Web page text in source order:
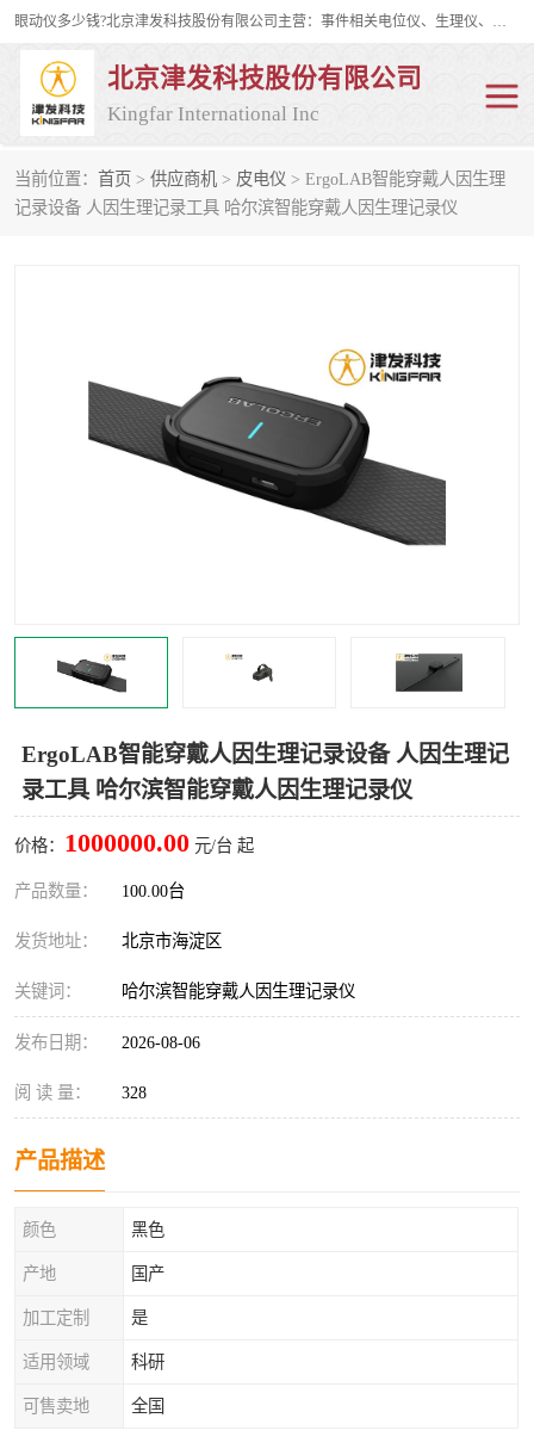
眼动仪多少钱?北京津发科技股份有限公司主营：事件相关电位仪、生理仪、肌电仪、脑电仪、皮电仪、眼动仪；是国家级高新技术企业、科技部认定的科技型中小企业和中关村高新技术企业，具备保密资格，具备自主进出口经营权；自主研发技术、产品与服务荣获多项省部级科学技术奖励、国家发明专利、国家软件著作权和省部级新技术新产品（服务）认证。
北京津发科技股份有限公司
Kingfar International Inc
当前位置： 首页 > 供应商机 > 皮电仪 > ErgoLAB智能穿戴人因生理
记录设备 人因生理记录工具 哈尔滨智能穿戴人因生理记录仪
ErgoLAB智能穿戴人因生理记录设备 人因生理记
录工具 哈尔滨智能穿戴人因生理记录仪
价格： 1000000.00 元/台 起
产品数量： 100.00台
发货地址： 北京市海淀区
关键词： 哈尔滨智能穿戴人因生理记录仪
发布日期： 2026-08-06
阅 读 量： 328
产品描述
颜色 黑色
产地 国产
加工定制 是
适用领域 科研
可售卖地 全国
皮电仪 脑电仪
行为观察与表情分析 动作捕捉与生物力学
情绪与生理记录 人机交互实验室
神经营销与消费行为实验 车俩与驾驶模拟